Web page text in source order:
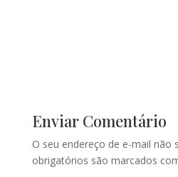
Enviar Comentário
O seu endereço de e-mail não
obrigatórios são marcados